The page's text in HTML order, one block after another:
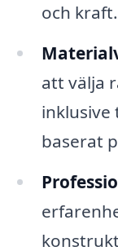
och kraft.
att välja
inklusive
baserat